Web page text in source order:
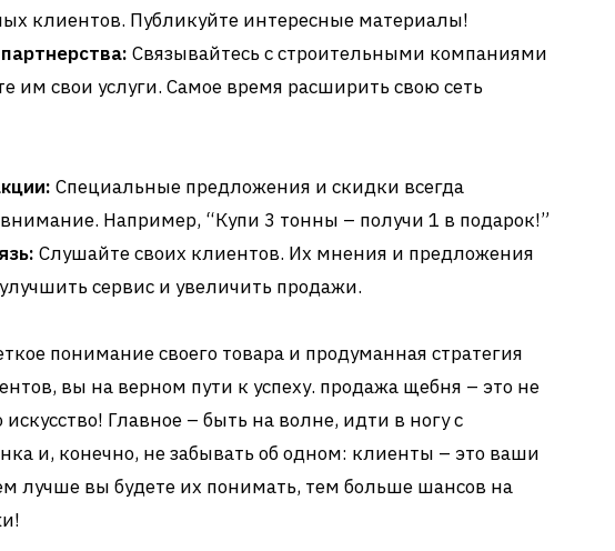
клиентов. Публикуйте интересные материалы!
Связывайтесь с строительными компаниями
им свои услуги. Самое время расширить свою сеть
Специальные предложения и скидки всегда
Например, “Купи 3 тонны – получи 1 в подарок!”
Слушайте своих клиентов. Их мнения и предложения
сервис и увеличить продажи.
понимание своего товара и продуманная стратегия
вы на верном пути к успеху. продажа щебня – это не
искусство! Главное – быть на волне, идти в ногу с
и, конечно, не забывать об одном: клиенты – это ваши
лучше вы будете их понимать, тем больше шансов на